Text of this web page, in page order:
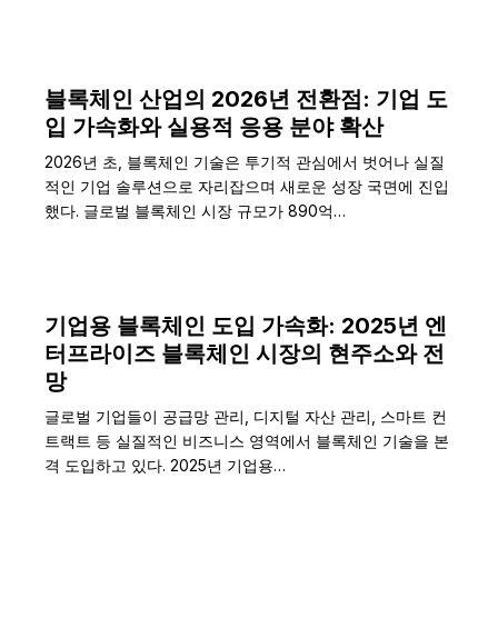
블록체인 산업의 2026년 전환점: 기업 도
입 가속화와 실용적 응용 분야 확산
2026년 초, 블록체인 기술은 투기적 관심에서 벗어나 실질
적인 기업 솔루션으로 자리잡으며 새로운 성장 국면에 진입
했다. 글로벌 블록체인 시장 규모가 890억…
기업용 블록체인 도입 가속화: 2025년 엔
터프라이즈 블록체인 시장의 현주소와 전
망
글로벌 기업들이 공급망 관리, 디지털 자산 관리, 스마트 컨
트랙트 등 실질적인 비즈니스 영역에서 블록체인 기술을 본
격 도입하고 있다. 2025년 기업용…